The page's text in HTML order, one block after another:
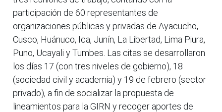
participación de 60 representantes de
organizaciones públicas y privadas de Ayacucho,
Cusco, Huánuco, Ica, Junín, La Libertad, Lima Piura,
Puno, Ucayali y Tumbes. Las citas se desarrollaron
los días 17 (con tres niveles de gobierno), 18
(sociedad civil y academia) y 19 de febrero (sector
privado), a fin de socializar la propuesta de
lineamientos para la GIRN y recoger aportes de